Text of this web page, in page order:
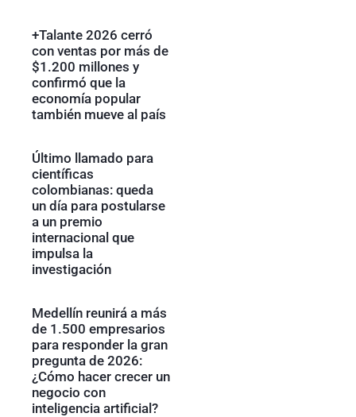
+Talante 2026 cerró
con ventas por más de
$1.200 millones y
confirmó que la
economía popular
también mueve al país
Último llamado para
científicas
colombianas: queda
un día para postularse
a un premio
internacional que
impulsa la
investigación
Medellín reunirá a más
de 1.500 empresarios
para responder la gran
pregunta de 2026:
¿Cómo hacer crecer un
negocio con
inteligencia artificial?